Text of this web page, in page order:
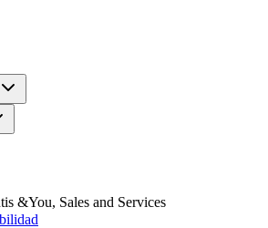
&You, Sales and Services